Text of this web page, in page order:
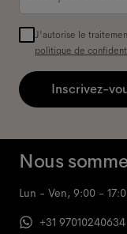
J'autorise le
politique de
Inscrivez-
Nous
Lun - Ven, 9:00 -
+31 97010240634